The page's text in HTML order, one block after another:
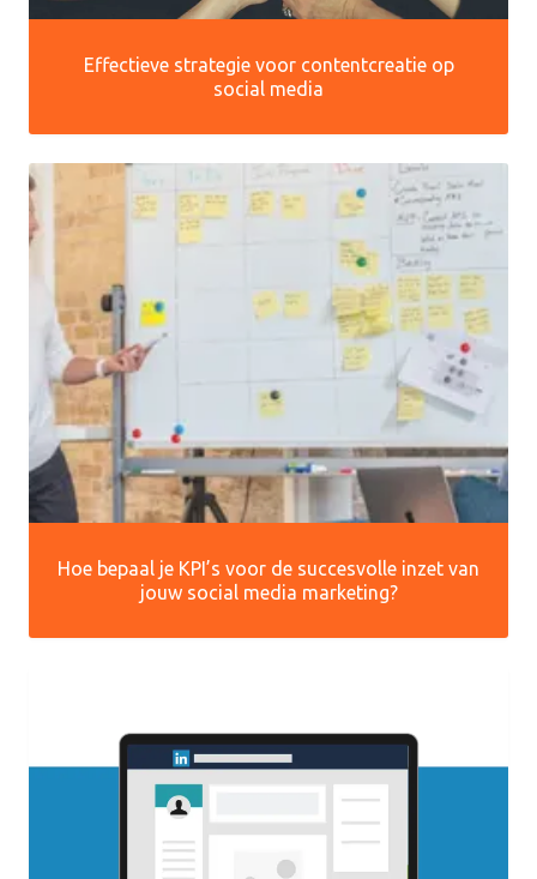
Effectieve strategie voor contentcreatie op
social media
Hoe bepaal je KPI’s voor de succesvolle inzet van
jouw social media marketing?